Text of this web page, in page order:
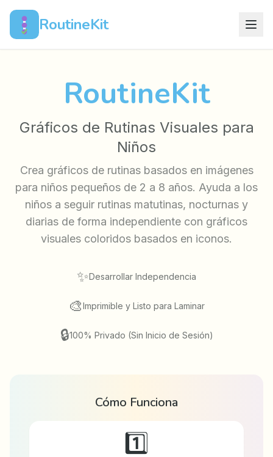
RoutineKit
RoutineKit
Gráficos de Rutinas Visuales para
Niños
Crea gráficos de rutinas basados en imágenes
para niños pequeños de 2 a 8 años. Ayuda a los
niños a seguir rutinas matutinas, nocturnas y
diarias de forma independiente con gráficos
visuales coloridos basados en iconos.
✨Desarrollar Independencia
🎨Imprimible y Listo para Laminar
🔒100% Privado (Sin Inicio de Sesión)
Cómo Funciona
1️⃣